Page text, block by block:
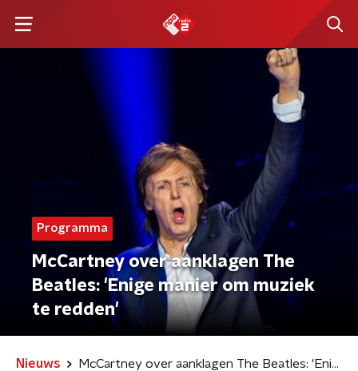
Programma
McCartney over aanklagen The
Beatles: 'Enige manier om muziek
te redden'
Nieuws McCartney over aanklagen The Beatles: 'Enige manier om muziek te redden'